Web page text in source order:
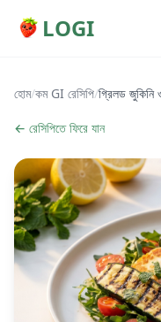
LOGI
হোম/কম GI রেসিপি/গ্রিলড জুকিনি
← রেসিপিতে ফিরে যান